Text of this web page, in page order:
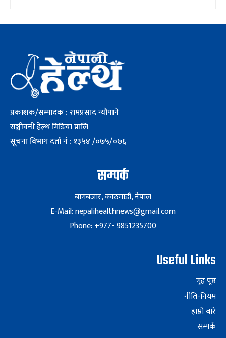
प्रकाशक/सम्पादक : रामप्रसाद न्यौपाने
सञ्जीवनी हेल्थ मिडिया प्रालि
सूचना विभाग दर्ता नं : १३५४ /०७५/०७६
सम्पर्क
बागबजार, काठमाडौं, नेपाल
E-Mail: nepalihealthnews@gmail.com
Phone: +977- 9851235700
Useful Links
गृह पृष्ठ
नीति-नियम
हाम्रो बारे
सम्पर्क